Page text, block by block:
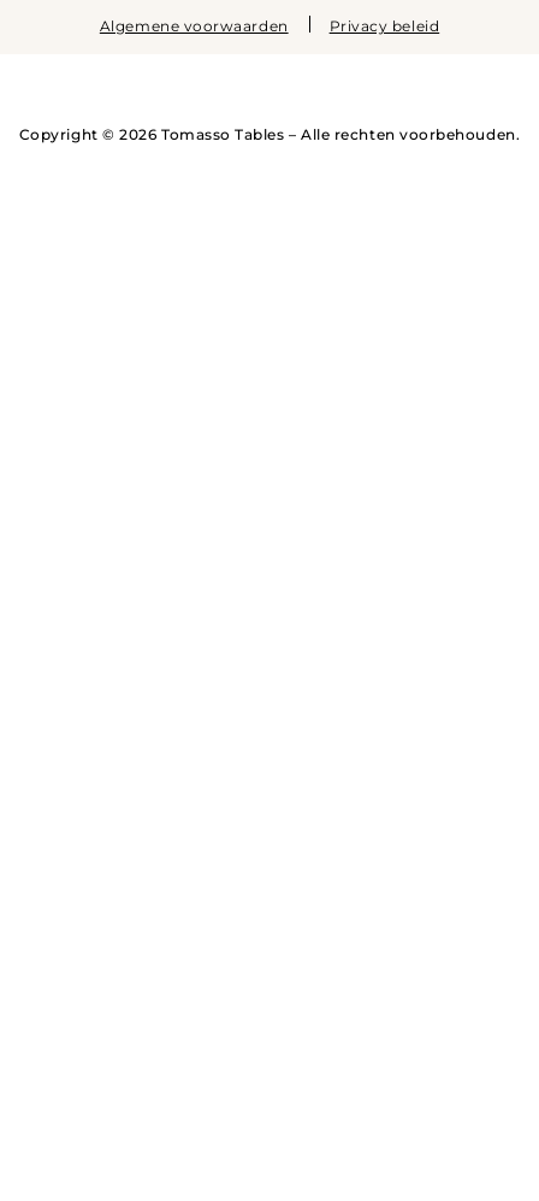
Copyright © 2026 Tomasso Tables – Alle rechten voorbehouden.
Algemene voorwaarden Privacy beleid